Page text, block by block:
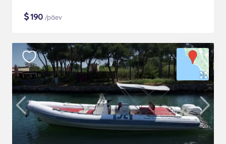
$190 /päev